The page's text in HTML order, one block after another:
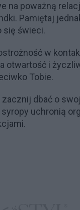
na poważną
Pamiętaj
się świeci.
w
otwartość i
Tobie.
dbać o
uchronią